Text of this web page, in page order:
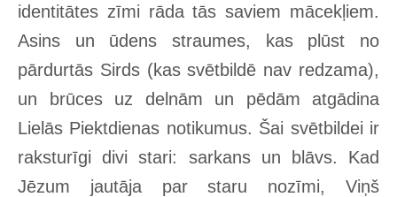
identitātes zīmi rāda tās saviem mācekļiem.
Asins un ūdens straumes, kas plūst no
pārdurtās Sirds (kas svētbildē nav redzama),
un brūces uz delnām un pēdām atgādina
Lielās Piektdienas notikumus. Šai svētbildei ir
raksturīgi divi stari: sarkans un blāvs. Kad
Jēzum jautāja par staru nozīmi, Viņš